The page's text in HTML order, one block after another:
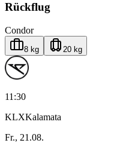
Rückflug
Condor
8 kg 20 kg
11:30
KLXKalamata
Fr., 21.08.